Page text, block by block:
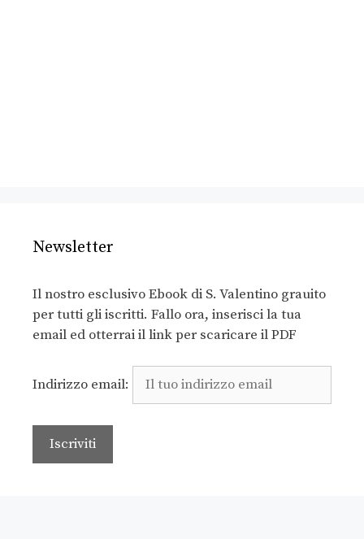
Newsletter
Il nostro esclusivo Ebook di S. Valentino grauito
per tutti gli iscritti. Fallo ora, inserisci la tua
email ed otterrai il link per scaricare il PDF
Indirizzo email: